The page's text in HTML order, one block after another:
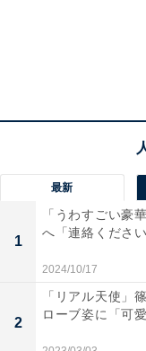
最新
1
「うわすごい豪
へ「連絡くださ
2024/10/17
2
「リアル天使」
ローブ姿に「可